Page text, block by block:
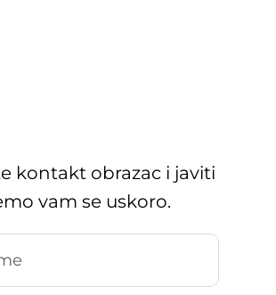
kontakt obrazac i javiti
vam se uskoro.